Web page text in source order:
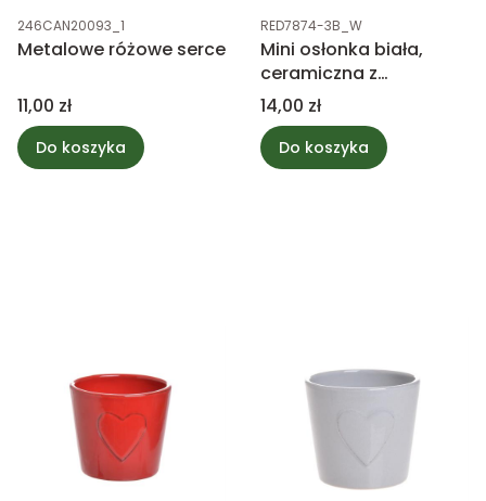
Kod produktu
246CAN20093_1
Metalowe różowe serce
Cena
11,00 zł
Do koszyka
Kod produktu
RED7874-3B_W
Mini osłonka biała,
ceramiczna z
serduszkiem 7x7,5cm
Cena
14,00 zł
Do koszyka